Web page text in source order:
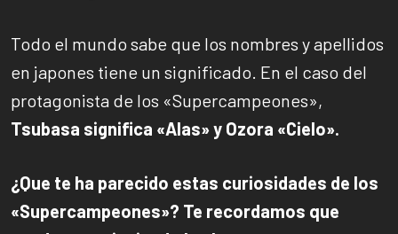
Todo el mundo sabe que los nombres y apellidos
en japones tiene un significado. En el caso del
protagonista de los «Supercampeones»,
Tsubasa significa «Alas» y Ozora «Cielo».
¿Que te ha parecido estas curiosidades de los
«Supercampeones»? Te recordamos que